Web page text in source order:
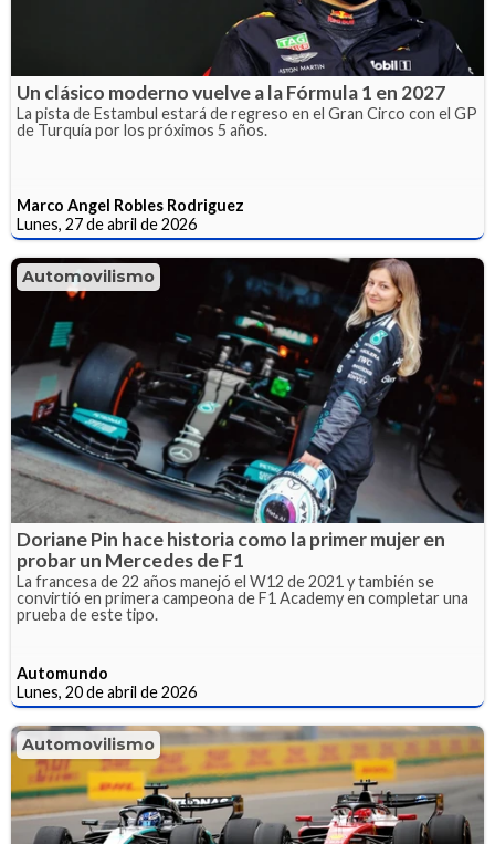
Un clásico moderno vuelve a la Fórmula 1 en 2027
La pista de Estambul estará de regreso en el Gran Circo con el GP
de Turquía por los próximos 5 años.
Marco Angel Robles Rodriguez
Lunes, 27 de abril de 2026
Automovilismo
Doriane Pin hace historia como la primer mujer en
probar un Mercedes de F1
La francesa de 22 años manejó el W12 de 2021 y también se
convirtió en primera campeona de F1 Academy en completar una
prueba de este tipo.
Automundo
Lunes, 20 de abril de 2026
Automovilismo